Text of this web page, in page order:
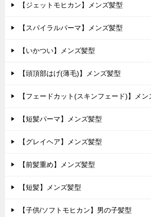
【ジェットモヒカン】メンズ髪型
【スパイラルパーマ】メンズ髪型
【いかつい】メンズ髪型
【頭頂部はげ(薄毛)】メンズ髪型
【フェードカット(スキンフェード)】メン
【短髪パーマ】メンズ髪型
【グレイヘア】メンズ髪型
【前髪重め】メンズ髪型
【短髪】メンズ髪型
【子供/ソフトモヒカン】男の子髪型